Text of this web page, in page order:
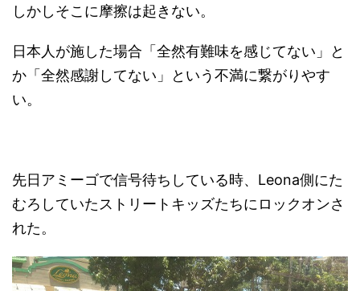
しかしそこに摩擦は起きない。
日本人が施した場合「全然有難味を感じてない」と
か「全然感謝してない」という不満に繋がりやす
い。
先日アミーゴで信号待ちしている時、Leona側にた
むろしていたストリートキッズたちにロックオンさ
れた。